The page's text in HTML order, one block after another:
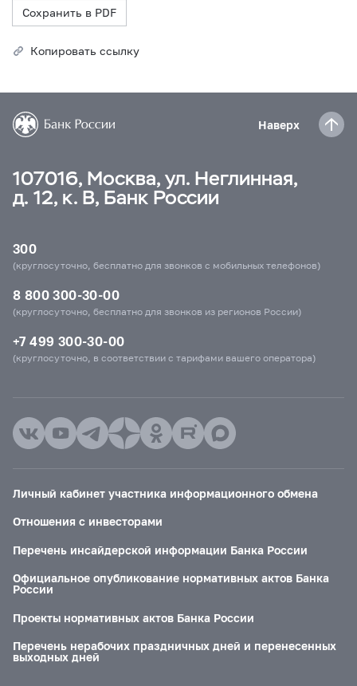
Сохранить в PDF
Копировать ссылку
Наверх
107016, Москва, ул. Неглинная,
д. 12, к. В, Банк России
300
(круглосуточно, бесплатно для звонков с мобильных телефонов)
8 800 300-30-00
(круглосуточно, бесплатно для звонков из регионов России)
+7 499 300-30-00
(круглосуточно, в соответствии с тарифами вашего оператора)
Личный кабинет участника информационного обмена
Отношения с инвесторами
Перечень инсайдерской информации Банка России
Официальное опубликование нормативных актов Банка
России
Проекты нормативных актов Банка России
Перечень нерабочих праздничных дней и перенесенных
выходных дней